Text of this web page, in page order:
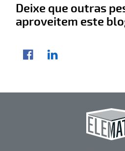
Deixe que outras
aproveitem este
Compartilhar
FacebookLinkedIn